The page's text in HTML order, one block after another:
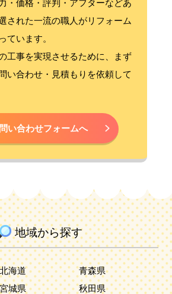
・価格・評判・アフターなどあ
された一流の職人がリフォーム
ています。
工事を実現させるために、まず
い合わせ・見積もりを依頼して
い合わせフォームへ
地域から探す
北海道
青森県
宮城県
秋田県